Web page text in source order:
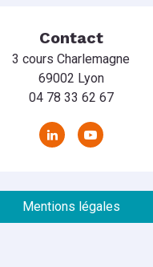
Contact
3 cours Charlemagne
69002 Lyon
04 78 33 62 67
Mentions légales